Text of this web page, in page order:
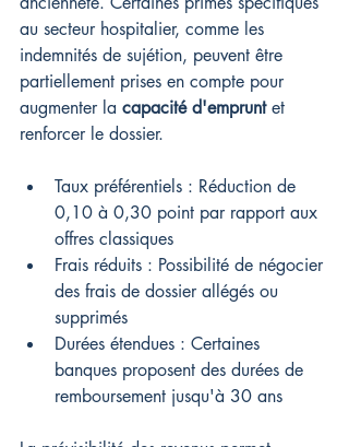
au secteur hospitalier, comme les
indemnités de sujétion, peuvent être
partiellement prises en compte pour
augmenter la capacité d'emprunt et
renforcer le dossier.
Taux préférentiels : Réduction de
0,10 à 0,30 point par rapport aux
offres classiques
Frais réduits : Possibilité de négocier
des frais de dossier allégés ou
supprimés
Durées étendues : Certaines
banques proposent des durées de
remboursement jusqu'à 30 ans